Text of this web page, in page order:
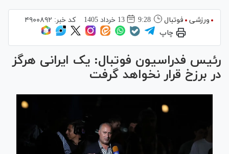
ورزشی فوتبال 9:28 13 خرداد 1405 کد خبر: ۴۹۰۰۸۹۲
چاپ
رئیس فدراسیون فوتبال: یک ایرانی هرگز
در برزخ قرار نخواهد گرفت